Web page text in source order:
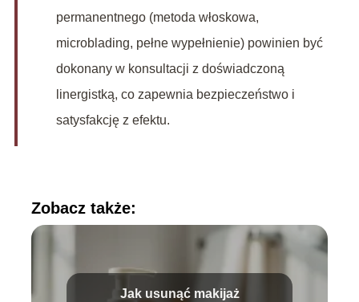
permanentnego (metoda włoskowa,
microblading, pełne wypełnienie) powinien być
dokonany w konsultacji z doświadczoną
linergistką, co zapewnia bezpieczeństwo i
satysfakcję z efektu.
Zobacz także:
Jak usunąć makijaż